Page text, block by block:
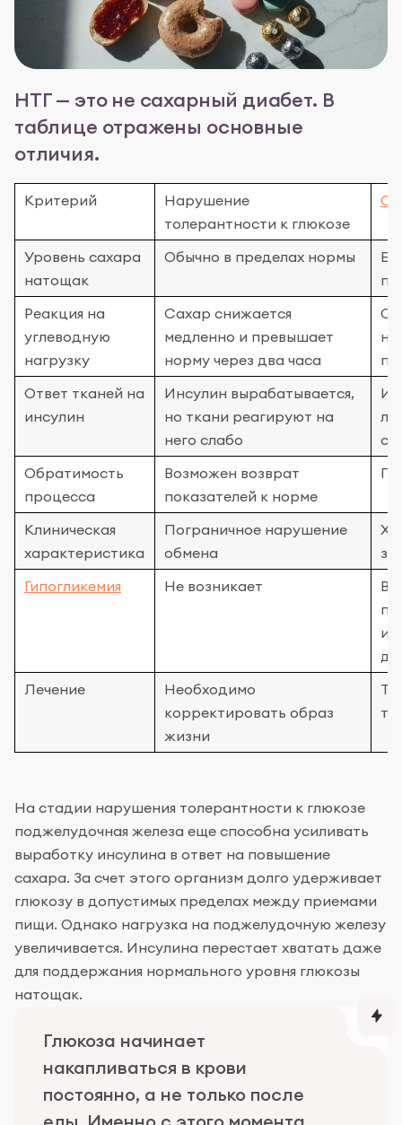
НТГ — это не сахарный диабет. В
таблице отражены основные
отличия.
Критерий
Нарушение
толерантности к глюкозе
Уровень сахара
натощак
Обычно в пределах нормы
Реакция на
углеводную
нагрузку
Сахар снижается
медленно и превышает
норму через два часа
Ответ тканей на
инсулин
Инсулин вырабатывается,
но ткани реагируют на
него слабо
Обратимость
процесса
Возможен возврат
показателей к норме
Клиническая
характеристика
Пограничное нарушение
обмена
Гипогликемия
Не возникает
Лечение
Необходимо
корректировать образ
жизни
На стадии нарушения толерантности к глюкозе
поджелудочная железа еще способна усиливать
выработку инсулина в ответ на повышение
сахара. За счет этого организм долго удерживает
глюкозу в допустимых пределах между приемами
пищи. Однако нагрузка на поджелудочную железу
увеличивается. Инсулина перестает хватать даже
для поддержания нормального уровня глюкозы
натощак.
Глюкоза начинает
накапливаться в крови
постоянно, а не только после